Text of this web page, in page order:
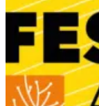
édition